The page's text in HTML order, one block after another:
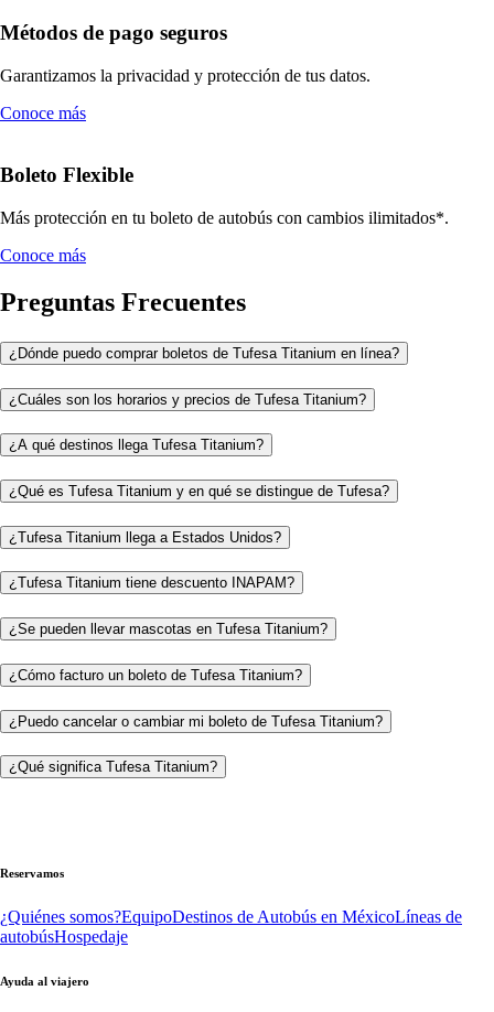
Métodos de pago seguros
Garantizamos la privacidad y protección de tus datos.
Conoce más
Boleto Flexible
Más protección en tu boleto de autobús con cambios ilimitados*.
Conoce más
Preguntas Frecuentes
¿Dónde puedo comprar boletos de Tufesa Titanium en línea?
¿Cuáles son los horarios y precios de Tufesa Titanium?
¿A qué destinos llega Tufesa Titanium?
¿Qué es Tufesa Titanium y en qué se distingue de Tufesa?
¿Tufesa Titanium llega a Estados Unidos?
¿Tufesa Titanium tiene descuento INAPAM?
¿Se pueden llevar mascotas en Tufesa Titanium?
¿Cómo facturo un boleto de Tufesa Titanium?
¿Puedo cancelar o cambiar mi boleto de Tufesa Titanium?
¿Qué significa Tufesa Titanium?
Reservamos
¿Quiénes somos?EquipoDestinos de Autobús en MéxicoLíneas de
autobúsHospedaje
Ayuda al viajero